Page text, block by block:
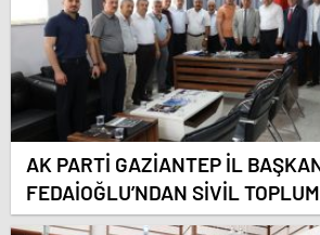
AK PARTİ GAZİANTEP İL
FEDAİOĞLU’NDAN SİVİL TOPLUM
KURULUŞLARINA ZİYARET